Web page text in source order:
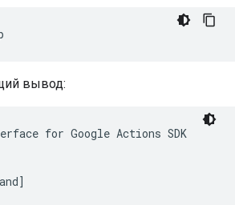
вывод:
for Google Actions SDK